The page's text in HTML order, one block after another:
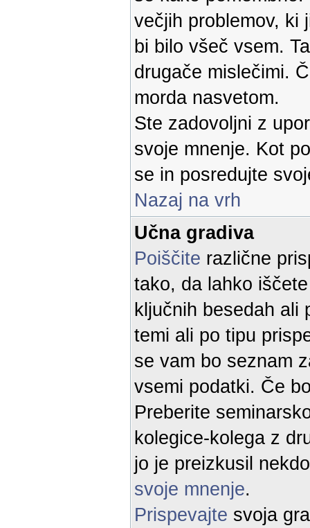
večjih problemov, ki
bi bilo všeč vsem.
drugače mislečimi.
morda nasvetom.
Ste zadovoljni z
svoje mnenje. Kot
se in posredujte
Nazaj na vrh
Učna gradiva
Poiščite različne
tako, da lahko
ključnih besedah ali
temi ali po tipu
se vam bo seznam
vsemi podatki. Če
Preberite
kolegice-kolega z
jo je preizkusil
svoje mnenje.
Prispevajte svoja